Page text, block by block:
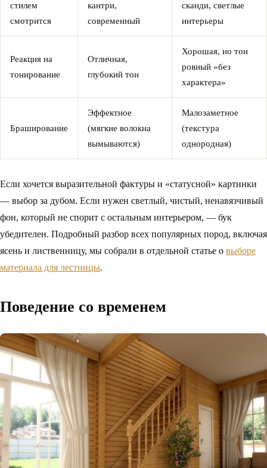
стилем
смотрится
кантри,
современный
сканди, светлые
интерьеры
Реакция на
тонирование
Отличная,
глубокий тон
Хорошая, но тон
ровный «без
характера»
Браширование
Эффектное
(мягкие волокна
вымываются)
Малозаметное
(текстура
однородная)
Если хочется выразительной фактуры и «статусной» картинки
— выбор за дубом. Если нужен светлый, чистый, ненавязчивый
фон, который не спорит с остальным интерьером, — бук
убедителен. Подробный разбор всех популярных пород, включая
ясень и лиственницу, мы собрали в отдельной статье о выборе
материала для лестницы.
Поведение со временем